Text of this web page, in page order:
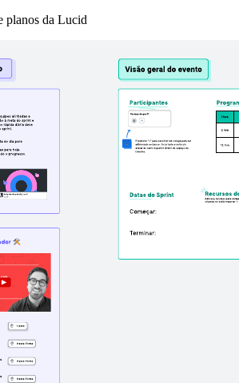
planos da Lucid